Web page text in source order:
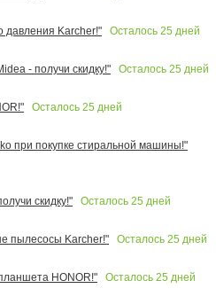
давления Karcher!"
Осталось 25 дней
- получи скидку!"
Осталось 25 дней
Осталось 25 дней
при покупке стиральной машины!"
скидку!"
Осталось 25 дней
пылесосы Karcher!"
Осталось 25 дней
HONOR!"
Осталось 25 дней